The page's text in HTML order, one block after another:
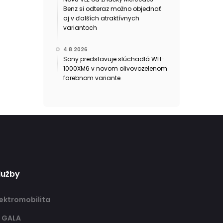
Benz si odteraz možno objednať
aj v ďalších atraktívnych
variantoch
4.8.2026
Sony predstavuje slúchadlá WH-
1000XM6 v novom olivovozelenom
farebnom variante
GALA